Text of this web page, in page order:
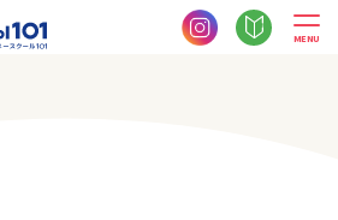
MENU